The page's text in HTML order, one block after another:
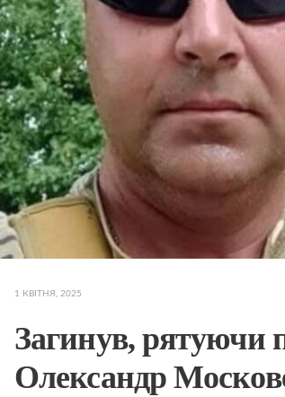
1 КВІТНЯ, 2025
Загинув, рятуючи
Олександр